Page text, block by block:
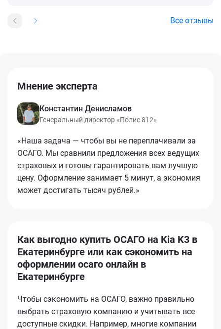
Все отзывы
Мнение эксперта
Константин Денисламов
Генеральный директор «Полис 812»
«Наша задача — чтобы вы не переплачивали за
ОСАГО. Мы сравнили предложения всех ведущих
страховых и готовы гарантировать вам лучшую
цену. Оформление занимает 5 минут, а экономия
может достигать тысяч рублей.»
Как выгодно купить ОСАГО на Kia K3 в
Екатеринбурге или как сэкономить на
оформлении осаго онлайн в
Екатеринбурге
Чтобы сэкономить на ОСАГО, важно правильно
выбрать страховую компанию и учитывать все
доступные скидки. Например, многие компании